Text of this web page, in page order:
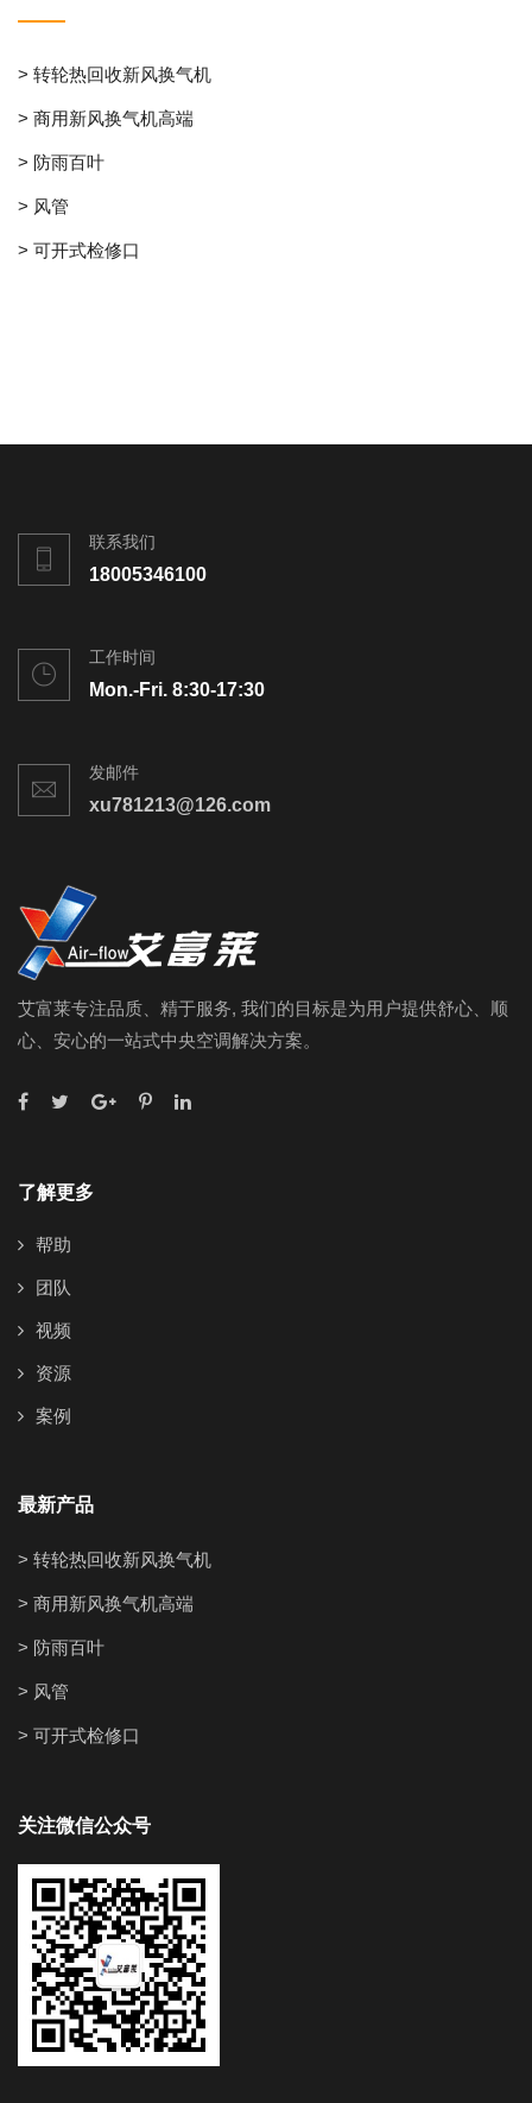
> 转轮热回收新风换气机
> 商用新风换气机高端
> 防雨百叶
> 风管
> 可开式检修口
联系我们
18005346100
工作时间
Mon.-Fri. 8:30-17:30
发邮件
xu781213@126.com
艾富莱专注品质、精于服务, 我们的目标是为用户提供舒心、顺
心、安心的一站式中央空调解决方案。
了解更多
帮助
团队
视频
资源
案例
最新产品
> 转轮热回收新风换气机
> 商用新风换气机高端
> 防雨百叶
> 风管
> 可开式检修口
关注微信公众号